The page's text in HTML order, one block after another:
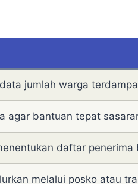
jumlah warga
agar bantuan tepat
daftar penerima
melalui posko atau